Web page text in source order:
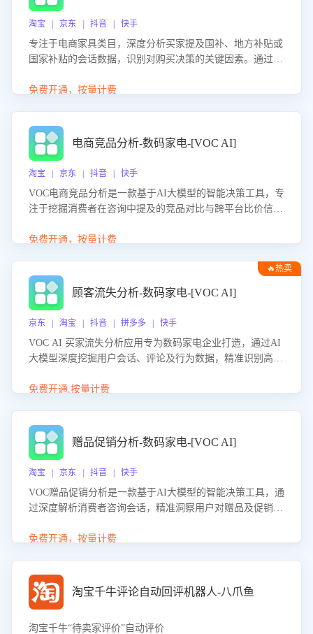
淘宝 | 京东 | 抖音 | 快手
专注于电商家具类目，深度分析买家提及国补、地方补贴或
国家补贴的会话数据，识别对购买决策的关键因素。通过AI
化策略，助力商家利用国补政策提升GMV。
免费开通，按量计费
电商竞品分析-数码家电-[VOC AI]
淘宝 | 京东 | 抖音 | 快手
VOC电商竞品分析是一款基于AI大模型的智能决策工具，专
注于挖掘消费者在咨询中提及的竞品对比与跨平台比价信
商品信息，进行多维度交叉对比，并分析消费者的比价行
企业优化营销话术、突出产品与服务优势，有效提升咨询转
化率，避免陷入单纯价格竞争，实现精准扬长避短。
免费开通，按量计费
🔥热卖
顾客流失分析-数码家电-[VOC AI]
京东 | 淘宝 | 抖音 | 拼多多 | 快手
VOC AI 买家流失分析应用专为数码家电企业打造，通过AI
大模型深度挖掘用户会话、评论及行为数据，精准识别高流
应延迟、竞品价格冲击等。系统自动输出可落地的挽回策
免费开通,按量计费
赠品促销分析-数码家电-[VOC AI]
淘宝 | 京东 | 抖音 | 快手
VOC赠品促销分析是一款基于AI大模型的智能决策工具，通
过深度解析消费者咨询会话，精准洞察用户对赠品及促销政
销诉求，帮助企业制定个性化赠品组合策略，优化资源投放
免费开通，按量计费
淘宝千牛评论自动回评机器人-八爪鱼
淘宝千牛“待卖家评价”自动评价